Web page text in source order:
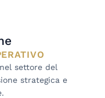
settore del
strategica e